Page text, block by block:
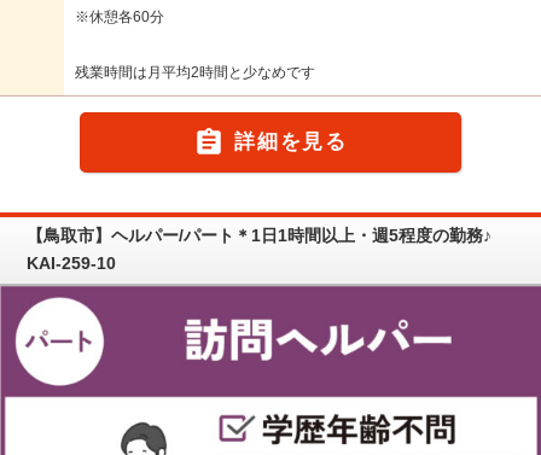
※休憩各60分
残業時間は月平均2時間と少なめです
 詳細を見る
【鳥取市】ヘルパー/パート＊1日1時間以上・週5程度の勤務♪
KAI-259-10